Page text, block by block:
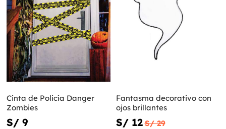
Cinta de Policía Danger
Zombies
S/ 9
Fantasma decorativo con
ojos brillantes
S/ 12 S/ 29